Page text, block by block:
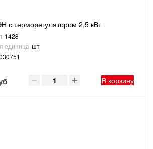
с терморегулятором 2,5 кВт
1428
единица шт
В корзину